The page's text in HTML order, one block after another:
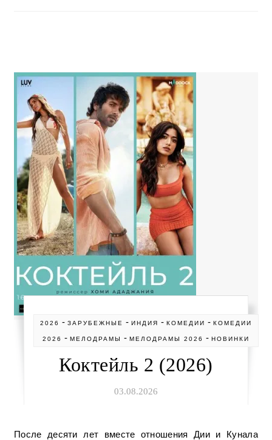
2026 -ЗАРУБЕЖНЫЕ -ИНДИЯ -КОМЕДИИ -КОМЕДИИ
2026 -МЕЛОДРАМЫ -МЕЛОДРАМЫ 2026 -НОВИНКИ
Коктейль 2 (2026)
03.08.2026
После десяти лет вместе отношения Дии и Кунала